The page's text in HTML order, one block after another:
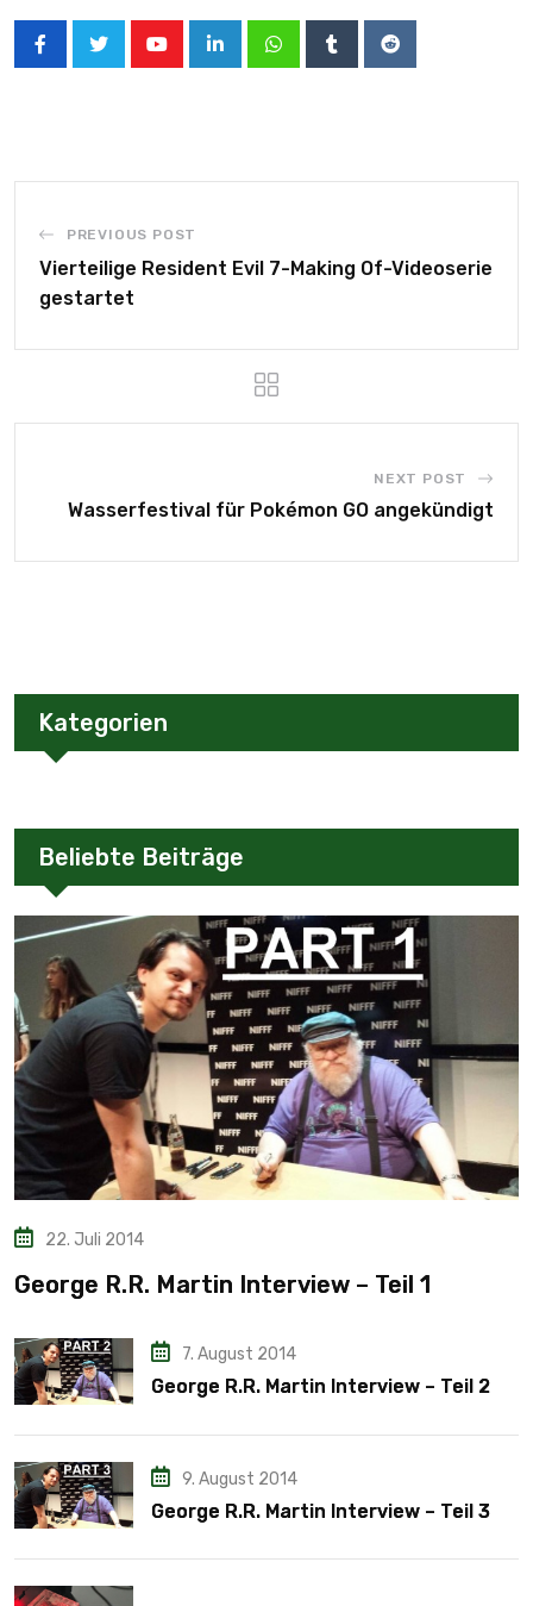
PREVIOUS POST
Vierteilige Resident Evil 7-Making Of-Videoserie
gestartet
NEXT POST
Wasserfestival für Pokémon GO angekündigt
Kategorien
Beliebte Beiträge
22. Juli 2014
George R.R. Martin Interview – Teil 1
7. August 2014
George R.R. Martin Interview – Teil 2
9. August 2014
George R.R. Martin Interview – Teil 3